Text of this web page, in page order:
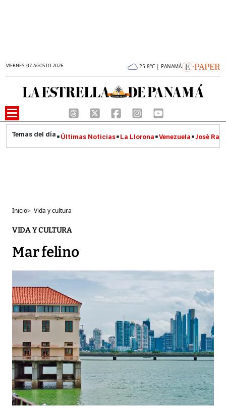
VIERNES 07 AGOSTO 2026 25.8°C | PANAMÁ
Últimas Noticias La Llorona Venezuela José
Inicio> Vida y cultura
VIDA Y CULTURA
Mar felino